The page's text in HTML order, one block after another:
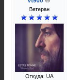
Ветеран
Откуда: UA